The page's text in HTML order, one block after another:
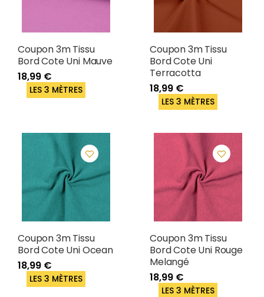
Coupon 3m Tissu
Bord Cote Uni Mauve
18,99 €
LES 3 MÈTRES
Coupon 3m Tissu
Bord Cote Uni
Terracotta
18,99 €
LES 3 MÈTRES
Coupon 3m Tissu
Bord Cote Uni Ocean
18,99 €
LES 3 MÈTRES
Coupon 3m Tissu
Bord Cote Uni Rouge
Melangé
18,99 €
LES 3 MÈTRES